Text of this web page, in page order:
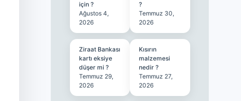
için ?
Ağustos 4,
2026
?
Temmuz 30,
2026
Ziraat Bankası
kartı eksiye
düşer mi ?
Temmuz 29,
2026
Kısırın
malzemesi
nedir ?
Temmuz 27,
2026